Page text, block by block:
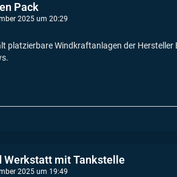
Pack
2025 um 20:29
platzierbare Windkraftanlagen der Hersteller
Werkstatt mit Tankstelle
2025 um 19:49